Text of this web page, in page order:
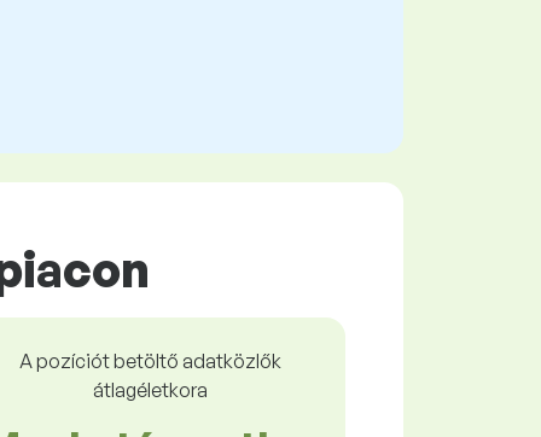
A pozíciót betöltő adatközlők
átlagéletkora